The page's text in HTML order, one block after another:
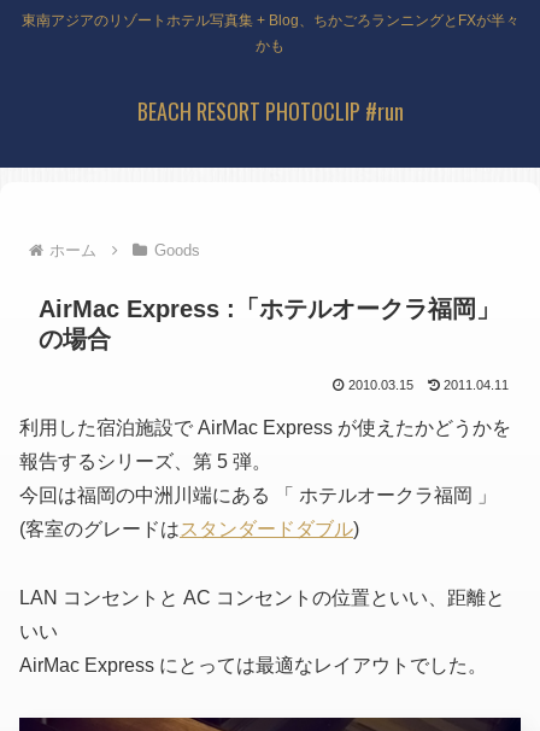
東南アジアのリゾートホテル写真集 + Blog、ちかごろランニングとFXが半々
かも
BEACH RESORT PHOTOCLIP #run
ホーム Goods
AirMac Express :「ホテルオークラ福岡」
の場合
2010.03.15 2011.04.11
利用した宿泊施設で AirMac Express が使えたかどうかを
報告するシリーズ、第 5 弾。
今回は福岡の中洲川端にある 「 ホテルオークラ福岡 」
(客室のグレードはスタンダードダブル)
LAN コンセントと AC コンセントの位置といい、距離と
いい
AirMac Express にとっては最適なレイアウトでした。